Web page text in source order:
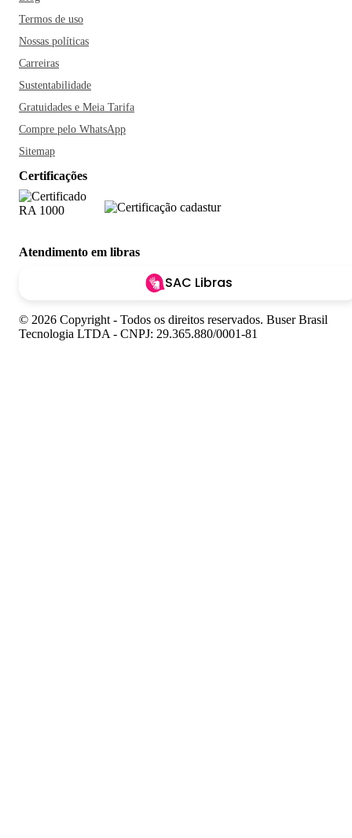
Termos de uso
Nossas políticas
Carreiras
Sustentabilidade
Gratuidades e Meia Tarifa
Compre pelo WhatsApp
Sitemap
Certificações
Atendimento em libras
SAC Libras
© 2026 Copyright - Todos os direitos reservados. Buser Brasil
Tecnologia LTDA - CNPJ: 29.365.880/0001-81